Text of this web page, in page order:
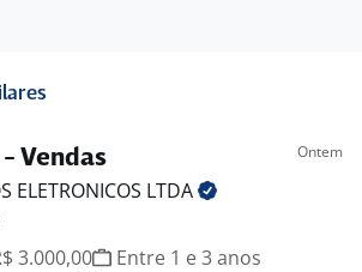
Vendas Ontem
ELETRONICOS LTDA
3.000,00
Entre 1 e 3 anos